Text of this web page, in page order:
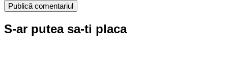
S-ar putea sa-ti placa